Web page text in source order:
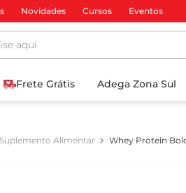
Novidades Cursos Eventos
aqui
Frete Grátis Adega Zona Sul
Suplemento Alimentar Whey Protein